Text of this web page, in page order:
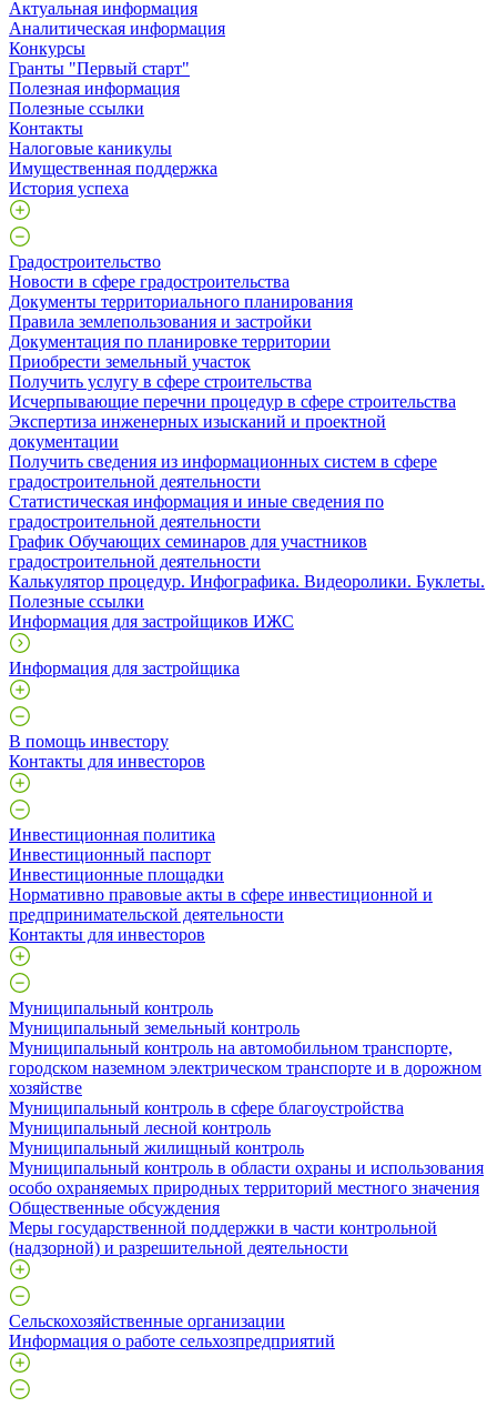
Актуальная информация
Аналитическая информация
Конкурсы
Гранты "Первый старт"
Полезная информация
Полезные ссылки
Контакты
Налоговые каникулы
Имущественная поддержка
История успеха
Градостроительство
Новости в сфере градостроительства
Документы территориального планирования
Правила землепользования и застройки
Документация по планировке территории
Приобрести земельный участок
Получить услугу в сфере строительства
Исчерпывающие перечни процедур в сфере строительства
Экспертиза инженерных изысканий и проектной
документации
Получить сведения из информационных систем в сфере
градостроительной деятельности
Статистическая информация и иные сведения по
градостроительной деятельности
График Обучающих семинаров для участников
градостроительной деятельности
Калькулятор процедур. Инфографика. Видеоролики. Буклеты.
Полезные ссылки
Информация для застройщиков ИЖС
Информация для застройщика
В помощь инвестору
Контакты для инвесторов
Инвестиционная политика
Инвестиционный паспорт
Инвестиционные площадки
Нормативно правовые акты в сфере инвестиционной и
предпринимательской деятельности
Контакты для инвесторов
Муниципальный контроль
Муниципальный земельный контроль
Муниципальный контроль на автомобильном транспорте,
городском наземном электрическом транспорте и в дорожном
хозяйстве
Муниципальный контроль в сфере благоустройства
Муниципальный лесной контроль
Муниципальный жилищный контроль
Муниципальный контроль в области охраны и использования
особо охраняемых природных территорий местного значения
Общественные обсуждения
Меры государственной поддержки в части контрольной
(надзорной) и разрешительной деятельности
Сельскохозяйственные организации
Информация о работе сельхозпредприятий